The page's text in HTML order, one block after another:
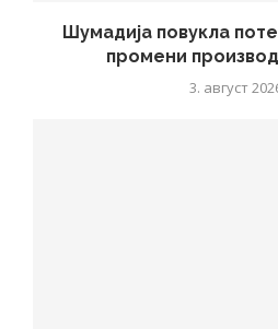
Шумадија повукла
промени
3. август